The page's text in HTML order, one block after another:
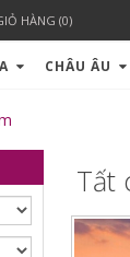
HÀNG (0)
CHÂU ÂU
Tất